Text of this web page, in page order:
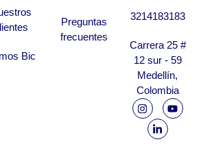
Bic
Preguntas
frecuentes
3214183183
Carrera 25 #
12 sur - 59
Medellín,
Colombia